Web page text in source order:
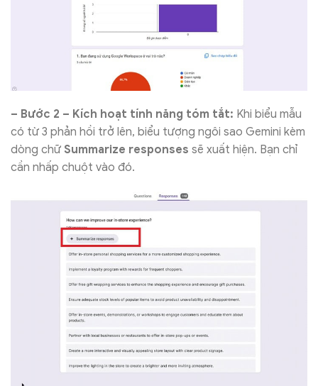
– Bước 2 – Kích hoạt tính năng tóm tắt: Khi biểu mẫu
có từ 3 phản hồi trở lên, biểu tượng ngôi sao Gemini kèm
dòng chữ Summarize responses sẽ xuất hiện. Bạn chỉ
cần nhấp chuột vào đó.